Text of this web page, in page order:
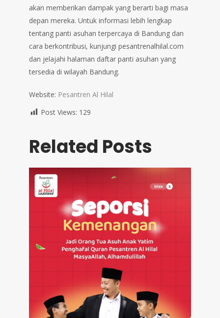
akan memberikan dampak yang berarti bagi masa
depan mereka. Untuk informasi lebih lengkap
tentang panti asuhan terpercaya di Bandung dan
cara berkontribusi, kunjungi pesantrenalhilal.com
dan jelajahi halaman daftar panti asuhan yang
tersedia di wilayah Bandung.
Website: Pesantren Al Hilal
Post Views: 129
Related Posts